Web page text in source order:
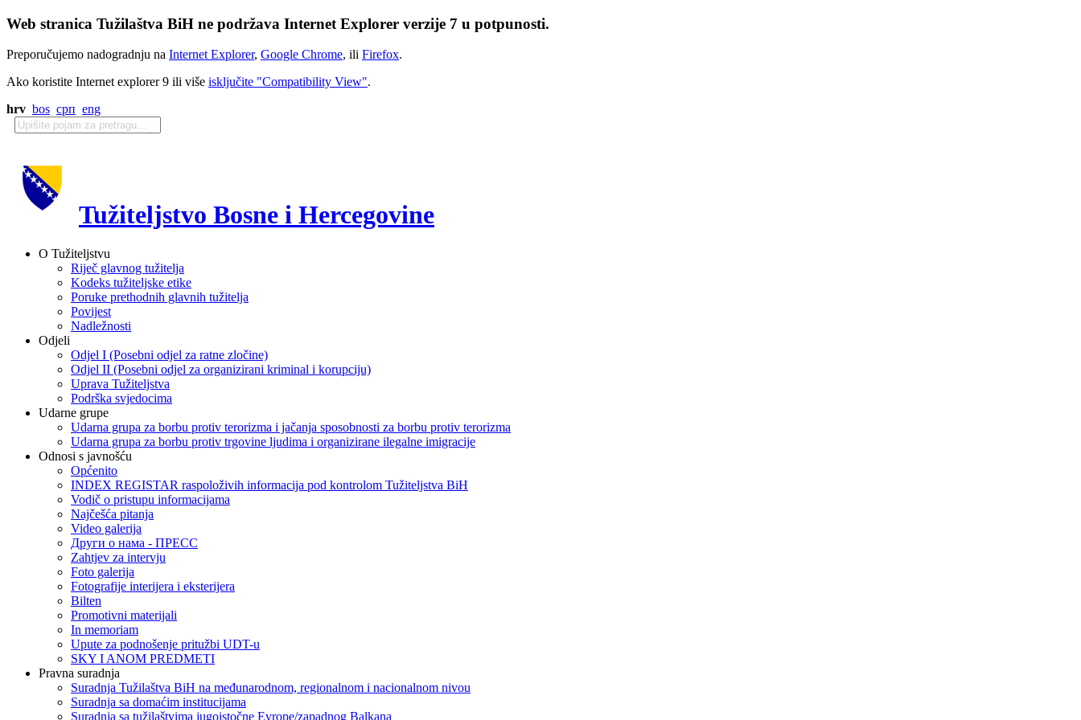
Web stranica Tužilaštva BiH ne podržava Internet Explorer verzije 7 u potpunosti.
Preporučujemo nadogradnju na Internet Explorer, Google Chrome, ili Firefox.
Ako koristite Internet explorer 9 ili više isključite "Compatibility View".
hrv bos срп eng
Tužiteljstvo Bosne i Hercegovine
O Tužiteljstvu
Riječ glavnog tužitelja
Kodeks tužiteljske etike
Poruke prethodnih glavnih tužitelja
Povijest
Nadležnosti
Odjeli
Odjel I (Posebni odjel za ratne zločine)
Odjel II (Posebni odjel za organizirani kriminal i korupciju)
Uprava Tužiteljstva
Podrška svjedocima
Udarne grupe
Udarna grupa za borbu protiv terorizma i jačanja sposobnosti za borbu protiv terorizma
Udarna grupa za borbu protiv trgovine ljudima i organizirane ilegalne imigracije
Odnosi s javnošću
Općenito
INDEX REGISTAR raspoloživih informacija pod kontrolom Tužiteljstva BiH
Vodič o pristupu informacijama
Najčešća pitanja
Video galerija
Други о нама - ПРЕСC
Zahtjev za intervju
Foto galerija
Fotografije interijera i eksterijera
Bilten
Promotivni materijali
In memoriam
Upute za podnošenje pritužbi UDT-u
SKY I ANOM PREDMETI
Pravna suradnja
Suradnja Tužilaštva BiH na međunarodnom, regionalnom i nacionalnom nivou
Suradnja sa domaćim institucijama
Suradnja sa tužilaštvima jugoistočne Evrope/zapadnog Balkana